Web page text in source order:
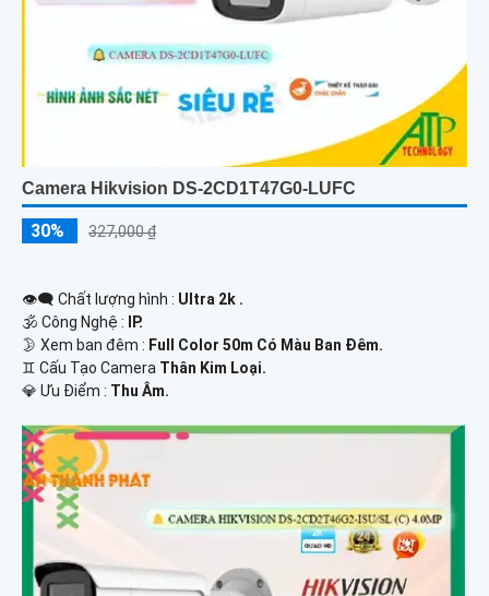
Camera Hikvision DS-2CD1T47G0-LUFC
30% 327,000 ₫
👁️‍🗨 Chất lượng hình : Ultra 2k .
🕉️ Công Nghệ : IP.
🌛 Xem ban đêm : Full Color 50m Có Màu Ban Đêm.
♊ Cấu Tạo Camera Thân Kim Loại.
️💎 Ưu Điểm : Thu Âm.